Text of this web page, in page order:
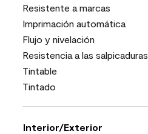
Resistente a marcas
Imprimación automática
Flujo y nivelación
Resistencia a las salpicaduras
Tintable
Tintado
Interior/Exterior